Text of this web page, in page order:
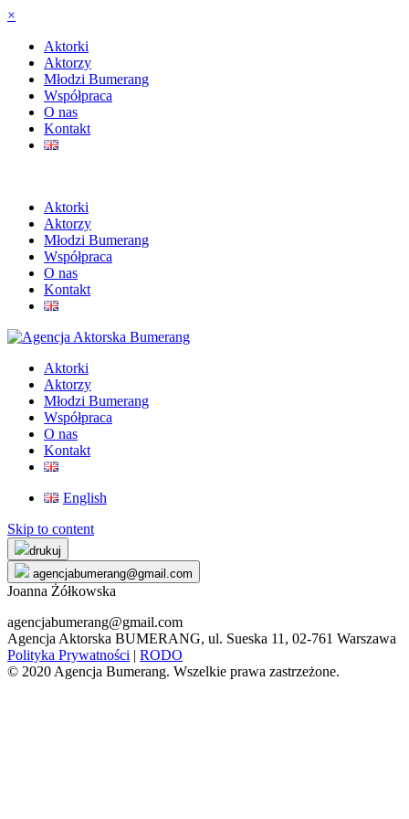
×
Aktorki
Aktorzy
Młodzi Bumerang
Współpraca
O nas
Kontakt
Aktorki
Aktorzy
Młodzi Bumerang
Współpraca
O nas
Kontakt
Aktorki
Aktorzy
Młodzi Bumerang
Współpraca
O nas
Kontakt
English
Skip to content
drukuj
agencjabumerang@gmail.com
Joanna Żółkowska
agencjabumerang@gmail.com
Agencja Aktorska BUMERANG, ul. Sueska 11, 02-761 Warszawa
Polityka Prywatności | RODO
© 2020 Agencja Bumerang. Wszelkie prawa zastrzeżone.